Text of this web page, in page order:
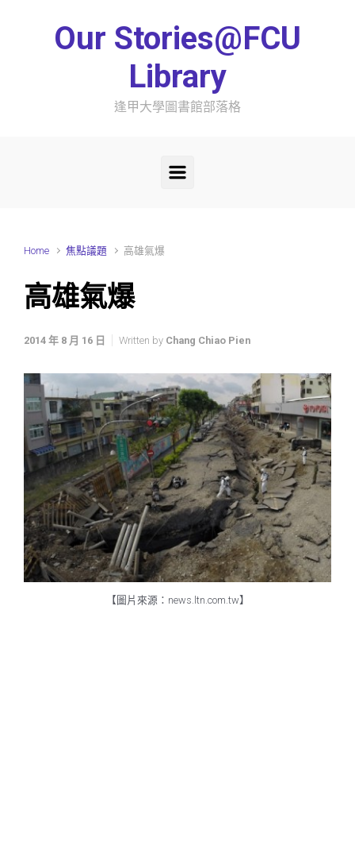
Our Stories@FCU
Library
逢甲大學圖書館部落格
Home 焦點議題 高雄氣爆
高雄氣爆
2014 年 8 月 16 日 Written by Chang Chiao Pien
【圖片來源：news.ltn.com.tw】